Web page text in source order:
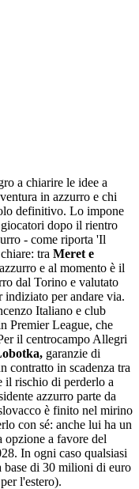
a chiarire le idee a
in azzurro e chi
definitivo. Lo impone
dopo il rientro
- come riporta 'Il
tra Meret e
e al momento è il
dal Torino e valutato
per andare via.
Italiano e club
Premier League, che
il centrocampo Allegri
garanzie di
contratto in scadenza tra
il rischio di perderlo a
azzurro parte da
è finito nel mirino
con sé: anche lui ha un
opzione a favore del
In ogni caso qualsiasi
base di 30 milioni di euro
l'estero).